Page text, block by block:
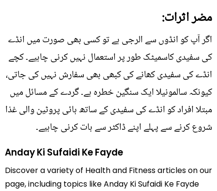
مضر اثرات:
اگر آپ کو انڈوں سے الرجی ہے تو کسی بھی صورت میں انڈے
کی سفیدی کاسمیٹک طور پر استعمال نہیں کرنی چاہیے۔ کچے
انڈے کی سفیدی کھانے کی کبھی بھی سفارش نہیں کی جاتی،
کیونکہ سالمونیلا ایک سنگین خطرہ ہے۔ گردے کے مسائل میں
مبتلا افراد کو انڈے کی سفیدی کے ساتھ ہائی پروٹین والی غذا
شروع کرنے سے پہلے اپنے ڈاکٹر سے بات کرنی چاہیے۔
Anday Ki Sufaidi Ke Fayde
Discover a variety of Health and Fitness articles on our
page, including topics like Anday Ki Sufaidi Ke Fayde